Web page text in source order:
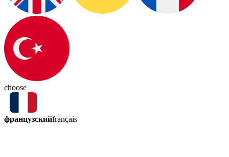
choose
французскийfrançais